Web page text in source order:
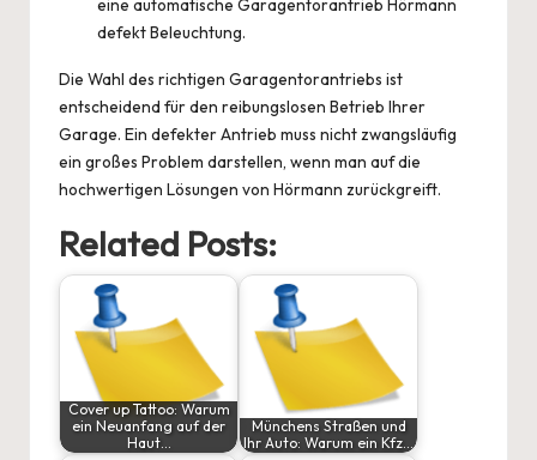
eine automatische Garagentorantrieb Hörmann
defektBeleuchtung.
Die Wahl des richtigen Garagentorantriebs ist
entscheidend für den reibungslosen Betrieb Ihrer
Garage. Ein defekter Antrieb muss nicht zwangsläufig
ein großes Problem darstellen, wenn man auf die
hochwertigen Lösungen von Hörmann zurückgreift.
Related Posts:
Cover up Tattoo: Warum
ein Neuanfang auf der
Haut…
Münchens Straßen und
Ihr Auto: Warum ein Kfz…